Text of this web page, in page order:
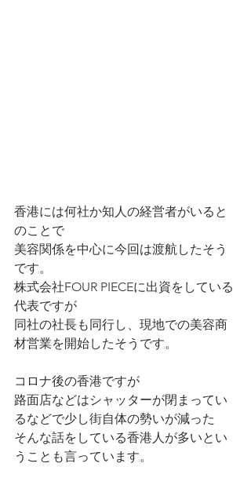
香港には何社か知人の経営者がいると
のことで
美容関係を中心に今回は渡航したそう
です。
株式会社FOUR PIECEに出資をしている
代表ですが
同社の社長も同行し、現地での美容商
材営業を開始したそうです。
コロナ後の香港ですが
路面店などはシャッターが閉まってい
るなどで少し街自体の勢いが減った
そんな話をしている香港人が多いとい
うことも言っています。